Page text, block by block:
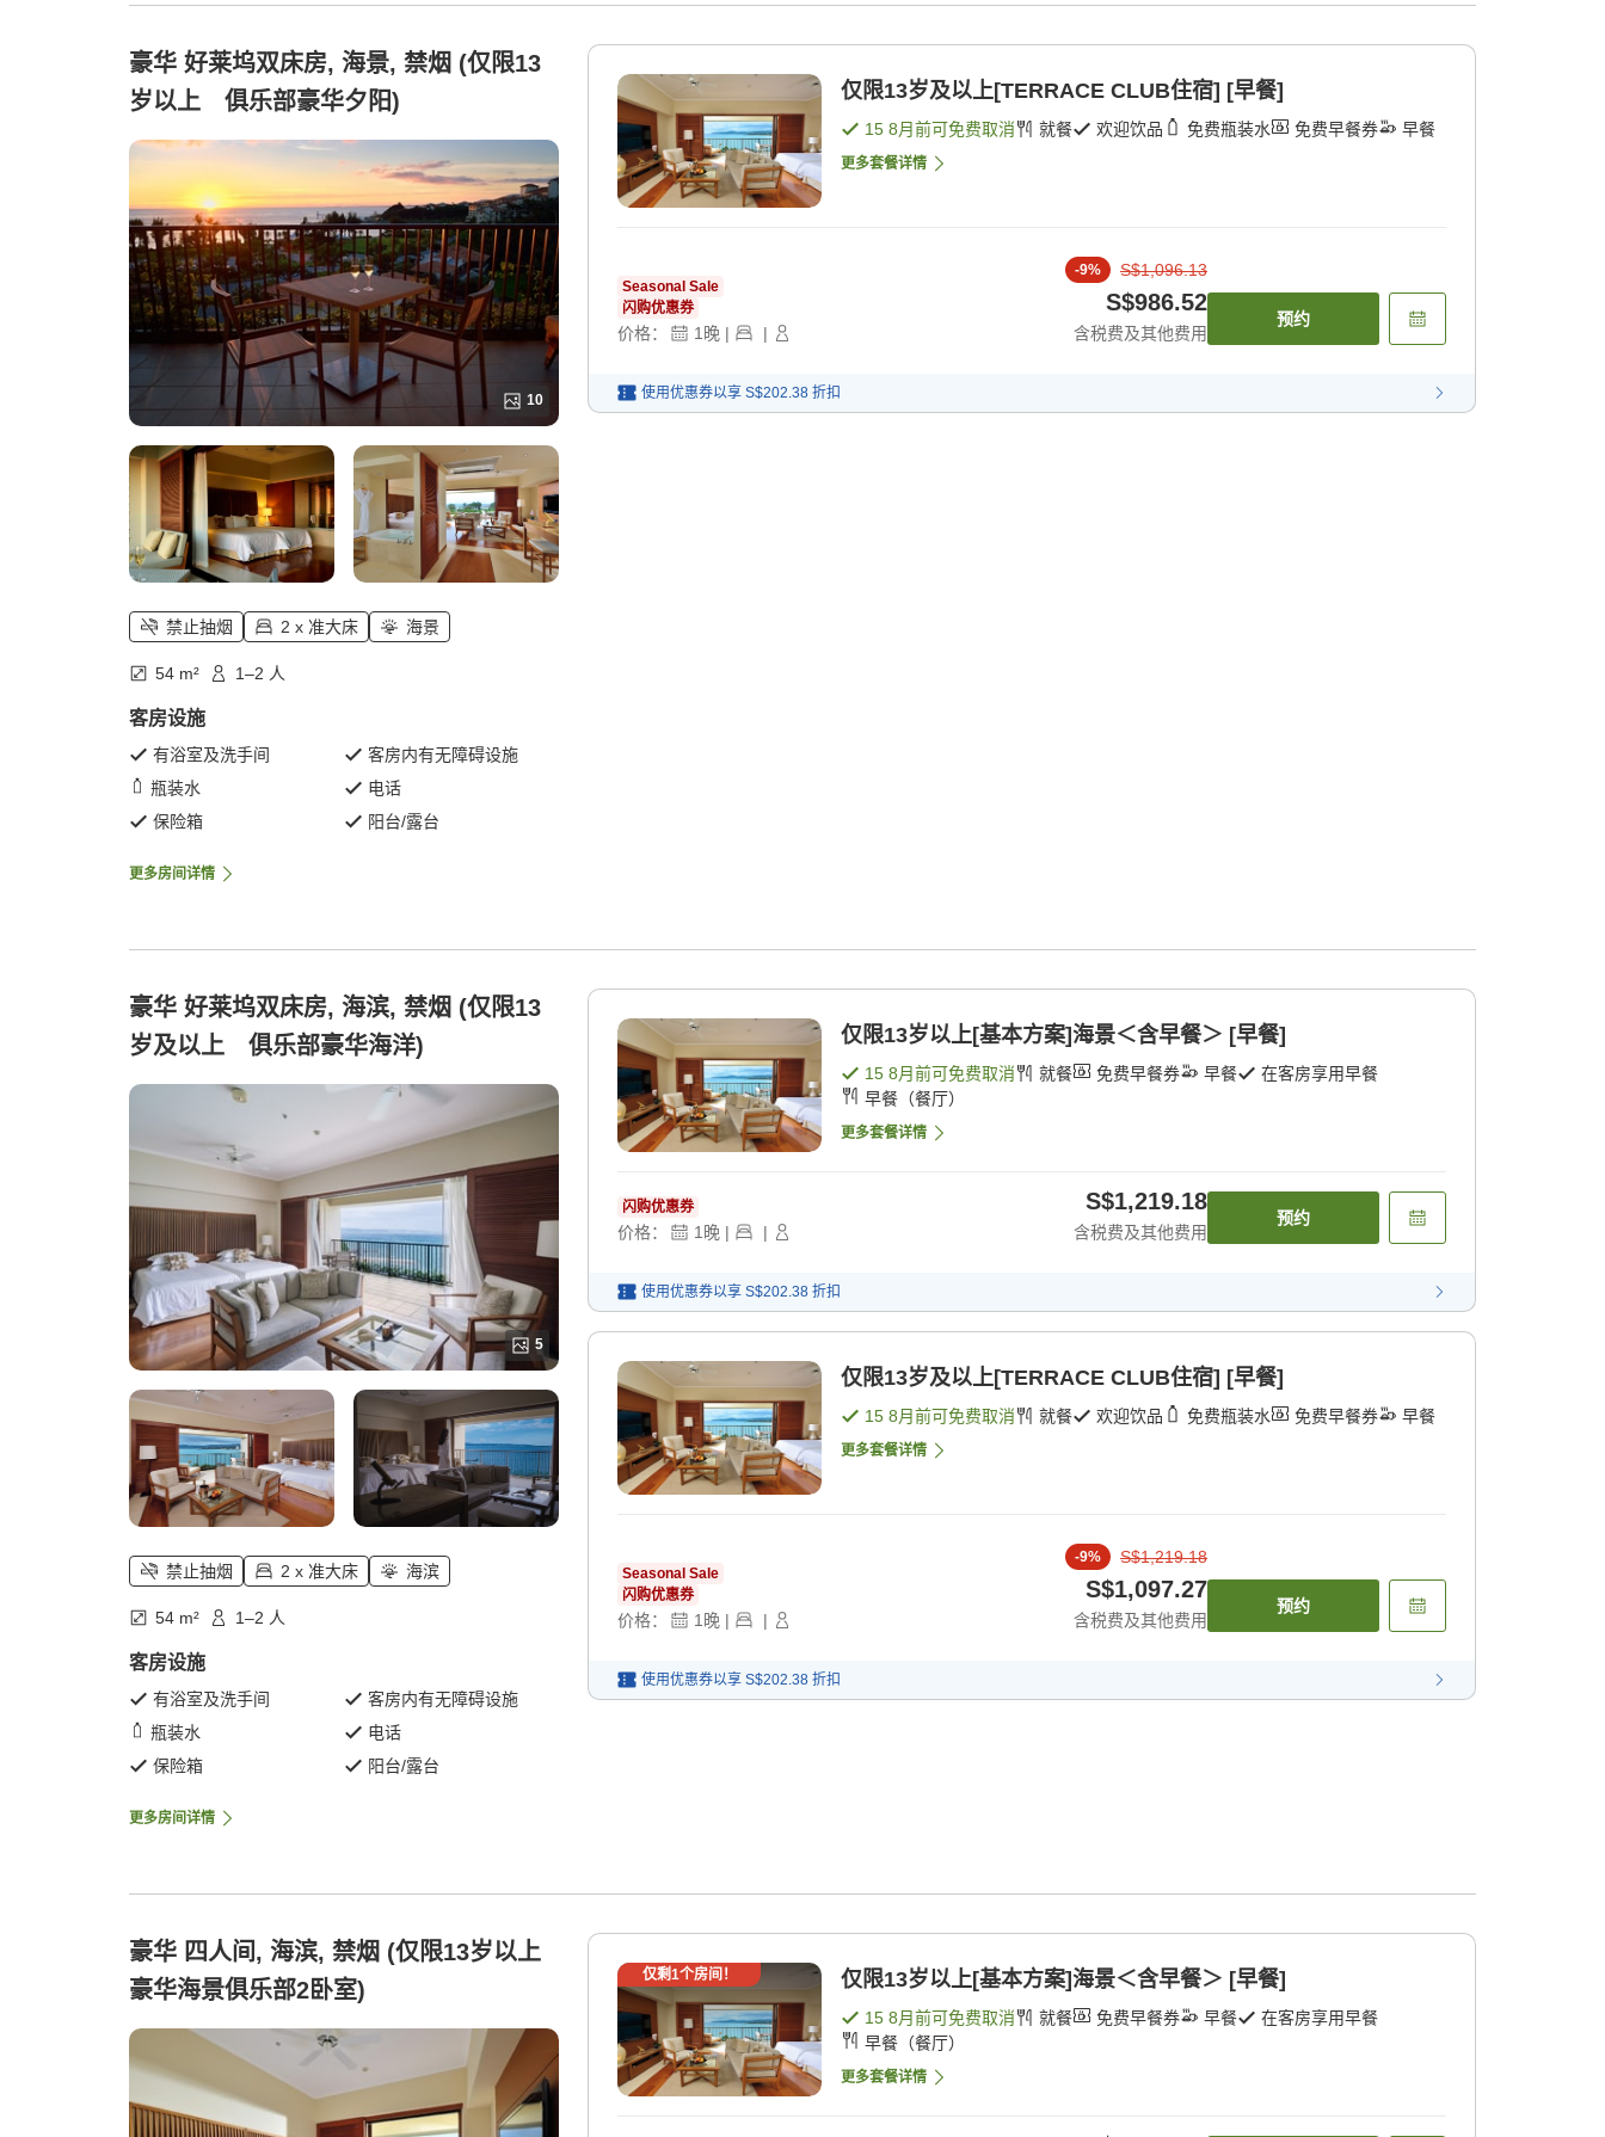
豪华 好莱坞双床房, 海景, 禁烟 (仅限13
岁以上 俱乐部豪华夕阳)
10
禁止抽烟 2 x 准大床 海景
54 m² 1–2 人
客房设施
有浴室及洗手间
客房内有无障碍设施
瓶装水
电话
保险箱
阳台/露台
更多房间详情
仅限13岁及以上[TERRACE CLUB住宿] [早餐]
15 8月前可免费取消 就餐 欢迎饮品 免费瓶装水 免费早餐券 早餐
更多套餐详情
Seasonal Sale
闪购优惠券
价格： 1 晚 | |
-9% S$1,096.13
S$986.52
含税费及其他费用
预约
使用优惠券以享 S$202.38 折扣
豪华 好莱坞双床房, 海滨, 禁烟 (仅限13
岁及以上 俱乐部豪华海洋)
5
禁止抽烟 2 x 准大床 海滨
54 m² 1–2 人
客房设施
有浴室及洗手间
客房内有无障碍设施
瓶装水
电话
保险箱
阳台/露台
更多房间详情
仅限13岁以上[基本方案]海景＜含早餐＞ [早餐]
15 8月前可免费取消 就餐 免费早餐券 早餐
在客房享用早餐
早餐（餐厅）
更多套餐详情
闪购优惠券
价格： 1 晚 | |
S$1,219.18
含税费及其他费用
预约
使用优惠券以享 S$202.38 折扣
仅限13岁及以上[TERRACE CLUB住宿] [早餐]
15 8月前可免费取消 就餐 欢迎饮品 免费瓶装水 免费早餐券 早餐
更多套餐详情
Seasonal Sale
闪购优惠券
价格： 1 晚 | |
-9% S$1,219.18
S$1,097.27
含税费及其他费用
预约
使用优惠券以享 S$202.38 折扣
豪华 四人间, 海滨, 禁烟 (仅限13岁以上
豪华海景俱乐部2卧室)
仅剩1个房间！ 仅限13岁以上[基本方案]海景＜含早餐＞ [早餐]
15 8月前可免费取消 就餐 免费早餐券 早餐
在客房享用早餐
早餐（餐厅）
更多套餐详情